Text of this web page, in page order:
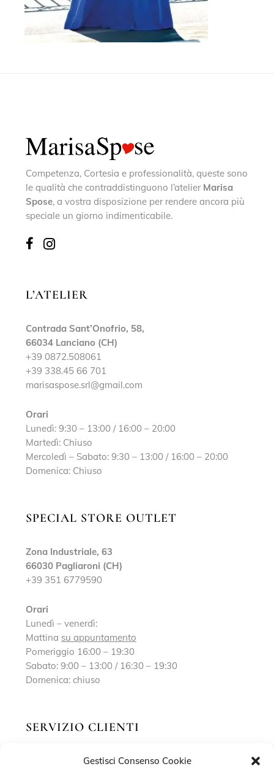
Gestisci Consenso Cookie
Competenza, Cortesia e professionalità, queste sono
le qualità che contraddistinguono l’atelier Marisa
Spose, a vostra disposizione per rendere ancora più
speciale un giorno indimenticabile.
L’ATELIER
Contrada Sant’Onofrio, 58,
66034 Lanciano (CH)
+39 0872.508061
+39 338.45 66 701
marisaspose.srl@gmail.com
Orari
Lunedì: 9:30 – 13:00 / 16:00 – 20:00
Martedì: Chiuso
Mercoledì – Sabato: 9:30 – 13:00 / 16:00 – 20:00
Domenica: Chiuso
SPECIAL STORE OUTLET
Zona Industriale, 63
66030 Pagliaroni (CH)
+39 351 6779590
Orari
Lunedì – venerdì:
Mattina su appuntamento
Pomeriggio 16:00 – 19:30
Sabato: 9:00 – 13:00 / 16:30 – 19:30
Domenica: chiuso
SERVIZIO CLIENTI
Richiedi un appuntamento